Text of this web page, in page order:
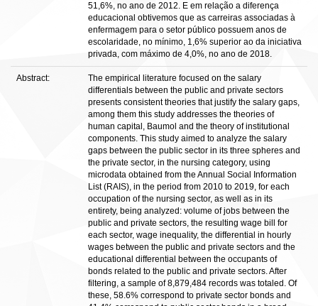
51,6%, no ano de 2012. E em relação a diferença
educacional obtivemos que as carreiras associadas à
enfermagem para o setor público possuem anos de
escolaridade, no mínimo, 1,6% superior ao da iniciativa
privada, com máximo de 4,0%, no ano de 2018.
Abstract:
The empirical literature focused on the salary
differentials between the public and private sectors
presents consistent theories that justify the salary gaps,
among them this study addresses the theories of
human capital, Baumol and the theory of institutional
components. This study aimed to analyze the salary
gaps between the public sector in its three spheres and
the private sector, in the nursing category, using
microdata obtained from the Annual Social Information
List (RAIS), in the period from 2010 to 2019, for each
occupation of the nursing sector, as well as in its
entirety, being analyzed: volume of jobs between the
public and private sectors, the resulting wage bill for
each sector, wage inequality, the differential in hourly
wages between the public and private sectors and the
educational differential between the occupants of
bonds related to the public and private sectors. After
filtering, a sample of 8,879,484 records was totaled. Of
these, 58.6% correspond to private sector bonds and